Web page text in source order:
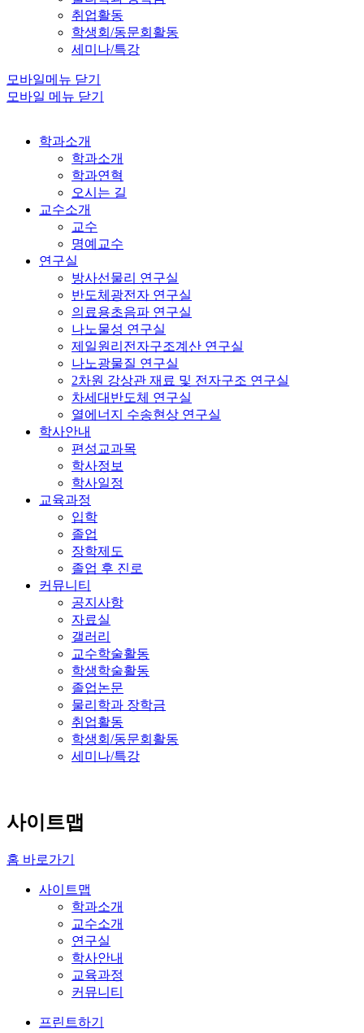
취업활동
학생회/동문회활동
세미나/특강
모바일메뉴 닫기
모바일 메뉴 닫기
학과소개
학과소개
학과연혁
오시는 길
교수소개
교수
명예교수
연구실
방사선물리 연구실
반도체광전자 연구실
의료용초음파 연구실
나노물성 연구실
제일원리전자구조계산 연구실
나노광물질 연구실
2차원 강상관 재료 및 전자구조 연구실
차세대반도체 연구실
열에너지 수송현상 연구실
학사안내
편성교과목
학사정보
학사일정
교육과정
입학
졸업
장학제도
졸업 후 진로
커뮤니티
공지사항
자료실
갤러리
교수학술활동
학생학술활동
졸업논문
물리학과 장학금
취업활동
학생회/동문회활동
세미나/특강
사이트맵
홈 바로가기
사이트맵
학과소개
교수소개
연구실
학사안내
교육과정
커뮤니티
프린트하기